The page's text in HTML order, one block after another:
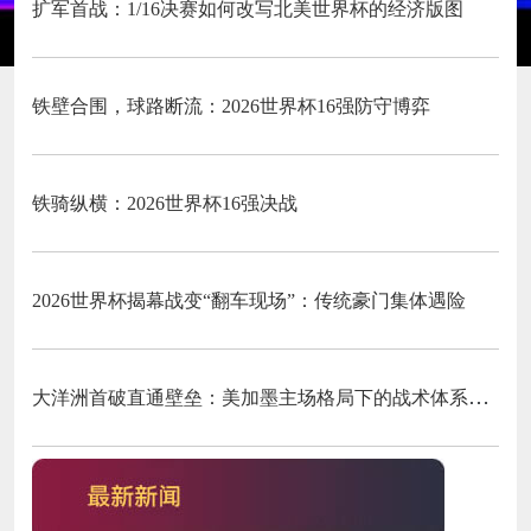
扩军首战：1/16决赛如何改写北美世界杯的经济版图
铁壁合围，球路断流：2026世界杯16强防守博弈
铁骑纵横：2026世界杯16强决战
2026世界杯揭幕战变“翻车现场”：传统豪门集体遇险
大洋洲首破直通壁垒：美加墨主场格局下的战术体系重构